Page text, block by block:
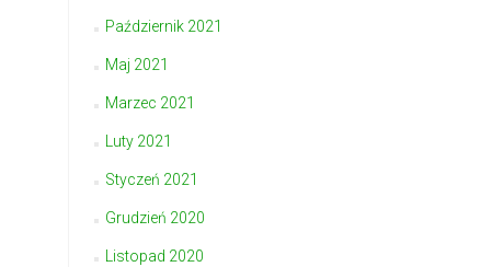
Październik 2021
Maj 2021
Marzec 2021
Luty 2021
Styczeń 2021
Grudzień 2020
Listopad 2020